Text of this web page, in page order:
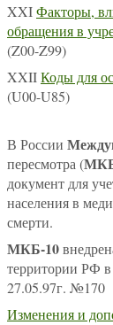
XXIФакторы,
обращения в
(Z00-Z99)
XXIIКоды для
(U00-U85)
В России
пересмотра (
документ для
населения в
смерти.
МКБ-10
территории РФ
27.05.97г. №170
Изменения и